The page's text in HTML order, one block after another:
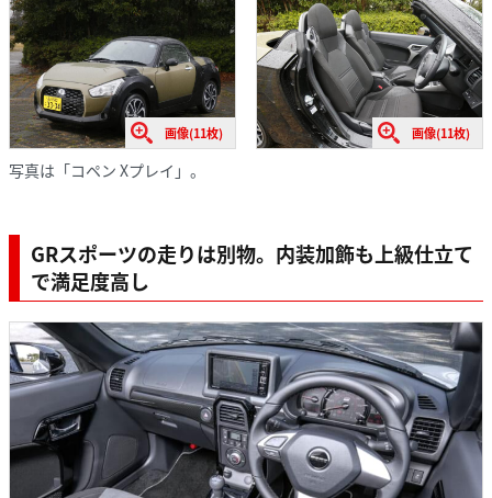
画像(11枚) 画像(11枚)
写真は「コペン Xプレイ」。
GRスポーツの走りは別物。内装加飾も上級仕立て
で満足度高し